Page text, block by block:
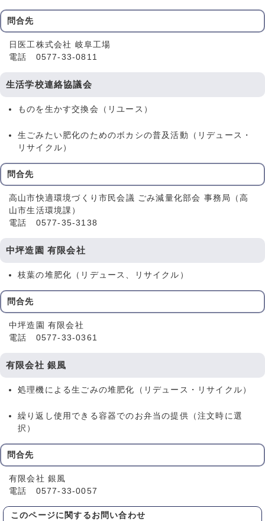
問合先
日医工株式会社 岐阜工場
電話 0577-33-0811
生活学校連絡協議会
ものを生かす交換会（リユース）
生ごみたい肥化のためのボカシの普及活動（リデュース・
リサイクル）
問合先
高山市快適環境づくり市民会議 ごみ減量化部会 事務局（高
山市生活環境課）
電話 0577-35-3138
中坪造園 有限会社
枝葉の堆肥化（リデュース、リサイクル）
問合先
中坪造園 有限会社
電話 0577-33-0361
有限会社 銀風
処理機による生ごみの堆肥化（リデュース・リサイクル）
繰り返し使用できる容器でのお弁当の提供（注文時に選
択）
問合先
有限会社 銀風
電話 0577-33-0057
このページに関する お問い合わせ